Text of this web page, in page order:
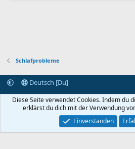
Schlafprobleme
Deutsch [Du]
Kontakt aufnehmen
Bedingungen und
Startseite
R
S
Community platform by XenForo® © 2010-2024
Diese Seite verwendet Cookies. Indem du
erklärst du dich mit der Verwendung
Einverstanden